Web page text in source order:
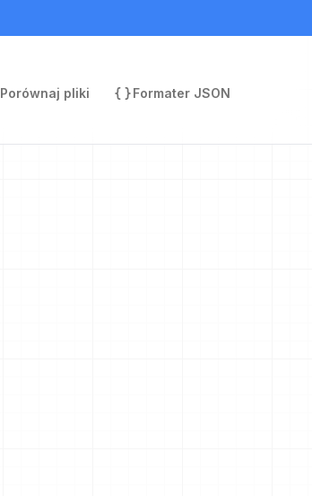
Porównaj pliki
Formater JSON